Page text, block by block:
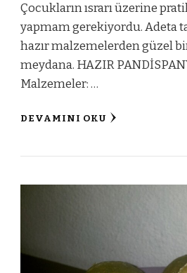
Çocukların ısrarı üzerine
yapmam gerekiyordu. Adeta
hazır malzemelerden güzel
meydana. HAZIR
Malzemeler: …
DEVAMINI OKU